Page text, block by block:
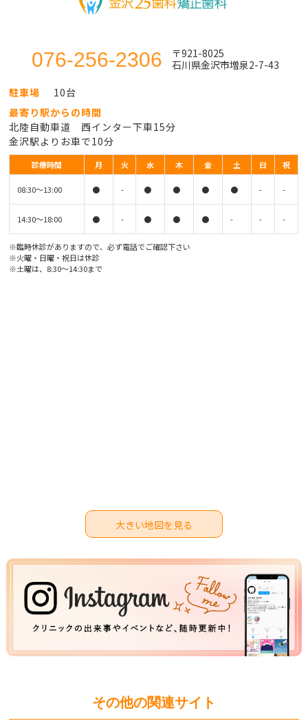
076-256-2306
〒921-8025
石川県金沢市増泉2-7-43
駐車場
10台
最寄り駅からの時間
北陸自動車道 西インター下車15分
金沢駅よりお車で10分
診療時間 月 火 水 木 金 土 日 祝
08:30〜13:00 ● - ● ● ● ● - -
14:30〜18:00 ● - ● ● ● - - -
※臨時休診がありますので、必ず電話でご確認下さい
※火曜・日曜・祝日は休診
※土曜は、8:30〜14:30まで
大きい地図を見る
その他の関連サイト